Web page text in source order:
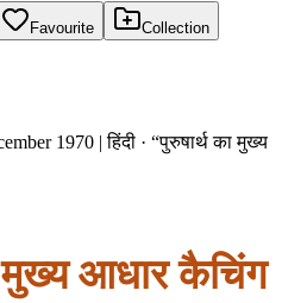
Favourite Collection
1970 | हिंदी · “पुरुषार्थ का मुख्य
मुख्य आधार कैचिंग